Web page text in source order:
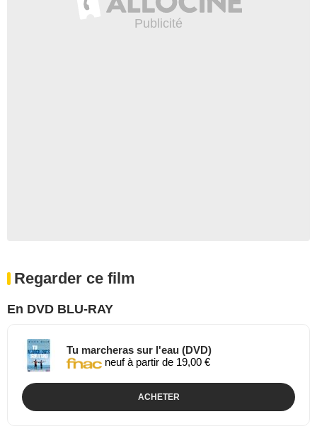
Regarder ce film
En DVD BLU-RAY
Tu marcheras sur l'eau (DVD)
neuf à partir de 19,00 €
ACHETER